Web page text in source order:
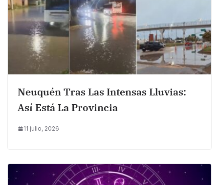
Neuquén Tras Las Intensas Lluvias:
Así Está La Provincia
11 julio, 2026